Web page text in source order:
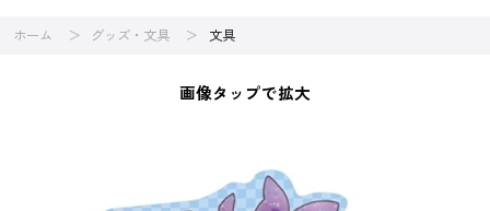
ホーム グッズ・文具 文具
画像タップで拡大